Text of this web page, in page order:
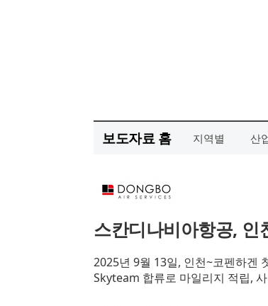
보도자료 홈 지역별 산
스칸디나비아항공,
2025년 9월 13일, 인천~코펜하겐
Skyteam 합류로 마일리지 적립,